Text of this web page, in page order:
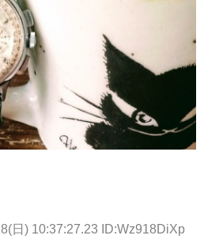
日) 10:37:27.23 ID:Wz918DiXp